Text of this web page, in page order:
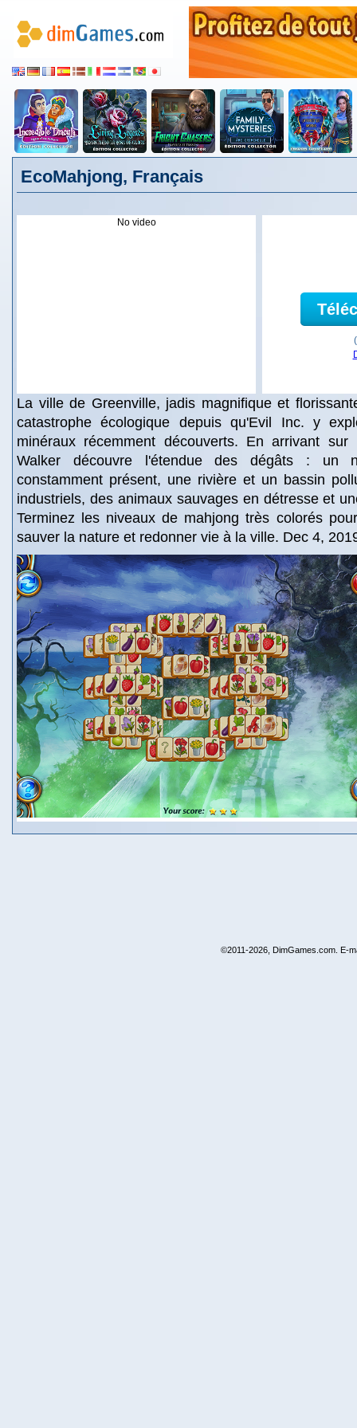
EcoMahjong, Français
No video
La ville de Greenville, jadis magnifique et
catastrophe écologique depuis qu'Evil Inc. y
minéraux récemment découverts. En arrivant
Walker découvre l'étendue des dégâts : un
constamment présent, une rivière et un bassin
industriels, des animaux sauvages en détresse et
Terminez les niveaux de mahjong très colorés
sauver la nature et redonner vie à la ville. Dec 4,
©2011-2026, DimGames.com. E-